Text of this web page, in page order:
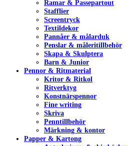
Ramar & Passepartout
Stafflier
Screentryck
Textildekor
Pannåer & målarduk
Penslar & måleritillbehör
Skapa & Skulptera
Barn & Junior
Pennor & Ritmaterial
Kritor & Ritkol
Ritverktyg
Konstnärspennor
Fine writing
Skriva
Penntillbehör
Märkning & kontor
Papper & Kartong